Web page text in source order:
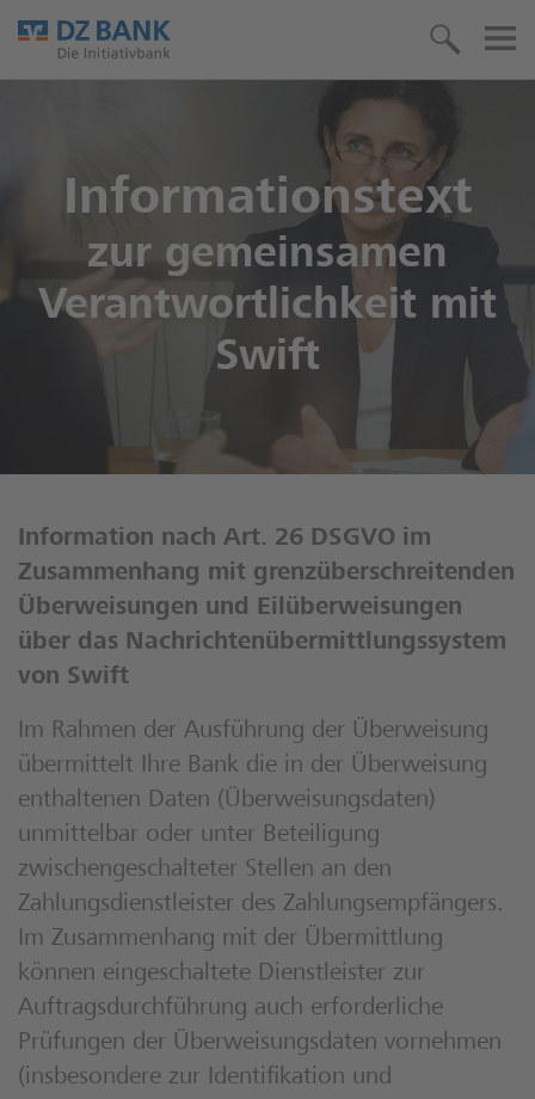
Informationstext
zur gemeinsamen
Verantwortlichkeit mit
Swift
Information nach Art. 26 DSGVO im
Zusammenhang mit grenzüberschreitenden
Überweisungen und Eilüberweisungen
über das Nachrichtenübermittlungssystem
von Swift
Im Rahmen der Ausführung der Überweisung
übermittelt Ihre Bank die in der Überweisung
enthaltenen Daten (Überweisungsdaten)
unmittelbar oder unter Beteiligung
zwischengeschalteter Stellen an den
Zahlungsdienstleister des Zahlungsempfängers.
Im Zusammenhang mit der Übermittlung
können eingeschaltete Dienstleister zur
Auftragsdurchführung auch erforderliche
Prüfungen der Überweisungsdaten vornehmen
(insbesondere zur Identifikation und